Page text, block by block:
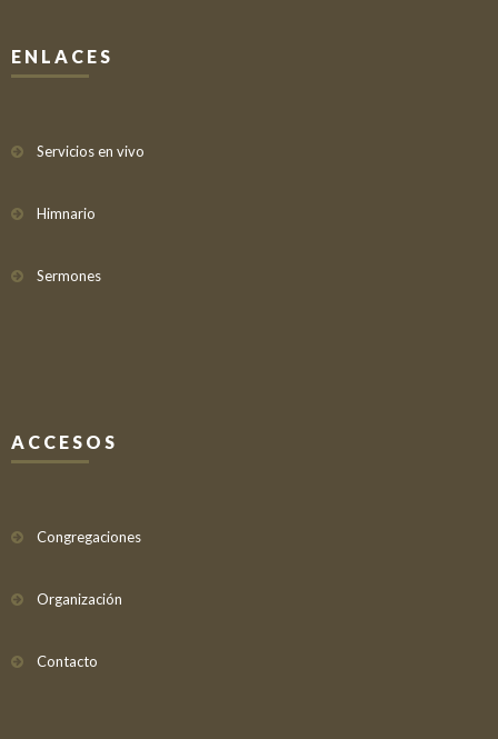
ENLACES
Servicios en vivo
Himnario
Sermones
ACCESOS
Congregaciones
Organización
Contacto